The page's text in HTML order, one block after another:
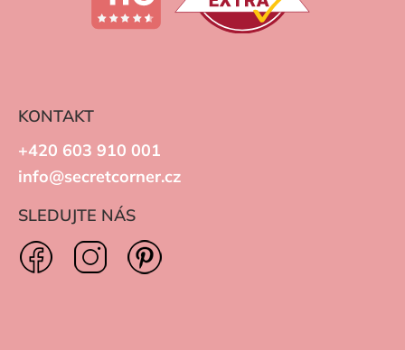
KONTAKT
+420 603 910 001
info@secretcorner.cz
SLEDUJTE NÁS